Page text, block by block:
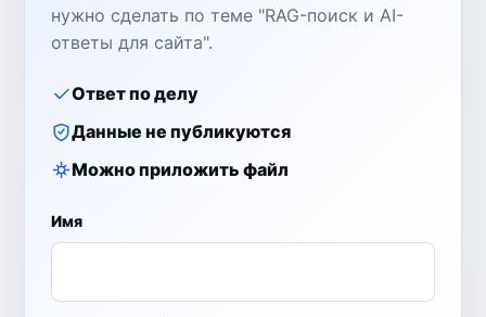
нужно сделать по теме "RAG-поиск и AI-
ответы для сайта".
Ответ по делу
Данные не публикуются
Можно приложить файл
Имя